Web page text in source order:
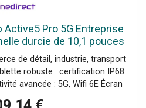
Active5 Pro 5G Entreprise
durcie de 10,1 pouces
IP68, double
de détail, industrie, transport
robuste : certification IP68
avancée : 5G, Wifi 6E Écran